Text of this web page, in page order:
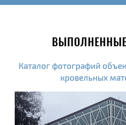
Каталог фотографий
кровельных